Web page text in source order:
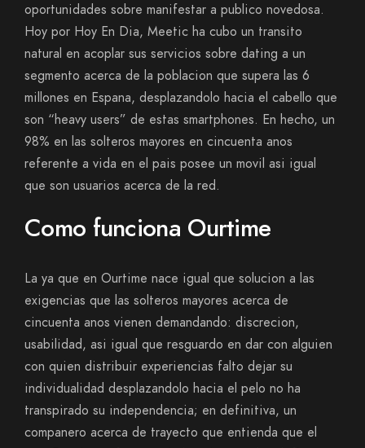
oportunidades sobre manifestar a publico novedosa.
Hoy por Hoy En Dia, Meetic ha cubo un transito
natural en acoplar sus servicios sobre dating a un
segmento acerca de la poblacion que supera las 6
millones en Espana, desplazandolo hacia el cabello que
son “heavy users” de estas smartphones. En hecho, un
98% en las solteros mayores en cincuenta anos
referente a vida en el pais posee un movil asi­ igual
que son usuarios acerca de la red.
Como funciona Ourtime
La ya que en Ourtime nace igual que solucion a las
exigencias que las solteros mayores acerca de
cincuenta anos vienen demandando: discrecion,
usabilidad, asi­ igual que resguardo en dar con alguien
con quien distribuir experiencias falto dejar su
individualidad desplazandolo hacia el pelo no ha
transpirado su independencia; en definitiva, un
companero acerca de trayecto que entienda que el